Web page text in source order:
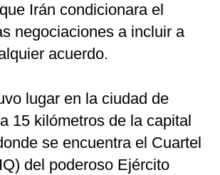
Irán condicionara el
negociaciones a incluir a
acuerdo.
lugar en la ciudad de
15 kilómetros de la capital
se encuentra el Cuartel
del poderoso Ejército